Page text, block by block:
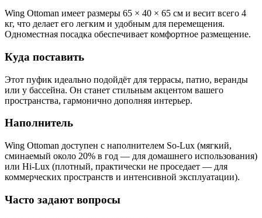
Wing Ottoman имеет размеры 65 × 40 × 65 см и весит всего 4
кг, что делает его легким и удобным для перемещения.
Одноместная посадка обеспечивает комфортное размещение.
Куда поставить
Этот пуфик идеально подойдёт для террасы, патио, веранды
или у бассейна. Он станет стильным акцентом вашего
пространства, гармонично дополняя интерьер.
Наполнитель
Wing Ottoman доступен с наполнителем So-Lux (мягкий,
сминаемый около 20% в год — для домашнего использования)
или Hi-Lux (плотный, практически не проседает — для
коммерческих пространств и интенсивной эксплуатации).
Часто задают вопросы